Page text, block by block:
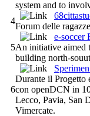
system and to
4
Forum delle
5
e-soccer
An initiative aimed
building north-
6
Durante il Progetto
con openDCN in
Lecco, Pavia, San
Vimercate.